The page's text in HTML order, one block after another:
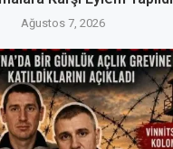
Ağustos 7, 2026